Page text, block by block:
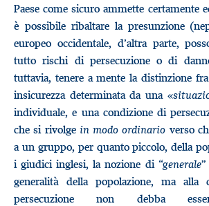
Paese come sicuro ammette certamente
è possibile ribaltare la presunzione
europeo occidentale, d’altra parte,
tutto rischi di persecuzione o di
tuttavia, tenere a mente la distinzione
insicurezza determinata da una «
individuale, e una condizione di
che si rivolge in modo ordinario verso
a un gruppo, per quanto piccolo, della
i giudici inglesi, la nozione di “generale
generalità della popolazione, ma alla
persecuzione non debba